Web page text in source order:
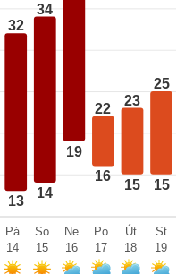
32
13
34
14
19
22
16
23
15
25
15
Pá
14
So
15
Ne
16
Po
17
Út
18
St
19